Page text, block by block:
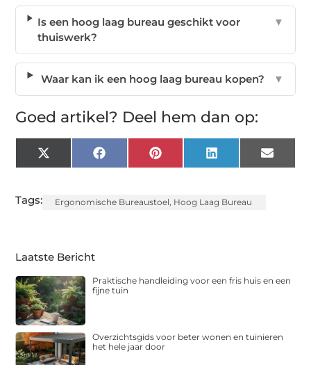
Is een hoog laag bureau geschikt voor
thuiswerk?
▼
Waar kan ik een hoog laag bureau kopen? ▼
Goed artikel? Deel hem dan op:
X
(Twitter)
FacebookPinterest LinkedIn Email
Tags: Ergonomische Bureaustoel, Hoog Laag Bureau
Laatste Bericht
Praktische handleiding voor een fris huis en een
fijne tuin
Overzichtsgids voor beter wonen en tuinieren
het hele jaar door